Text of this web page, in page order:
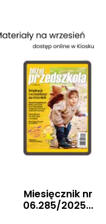
Miesięcznik nr
06.285/2025...